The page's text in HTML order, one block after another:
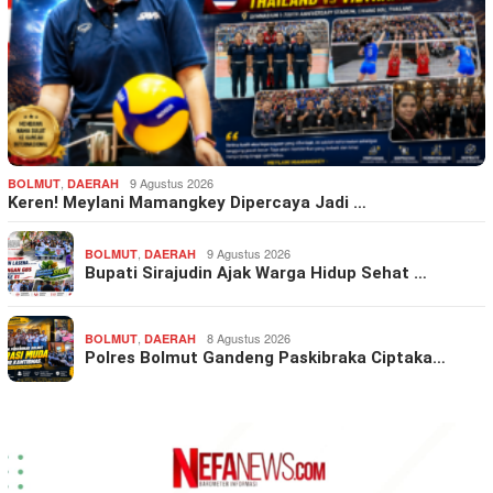
BOLMUT, DAERAH 9 Agustus 2026
Keren! Meylani Mamangkey Dipercaya Jadi …
BOLMUT, DAERAH 9 Agustus 2026
Bupati Sirajudin Ajak Warga Hidup Sehat …
BOLMUT, DAERAH 8 Agustus 2026
Polres Bolmut Gandeng Paskibraka Ciptaka…